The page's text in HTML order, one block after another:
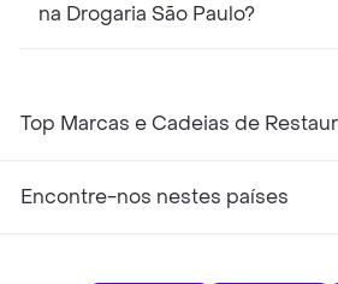
na Drogaria São Paulo?
Top Marcas e Cadeias de
Encontre-nos nestes países